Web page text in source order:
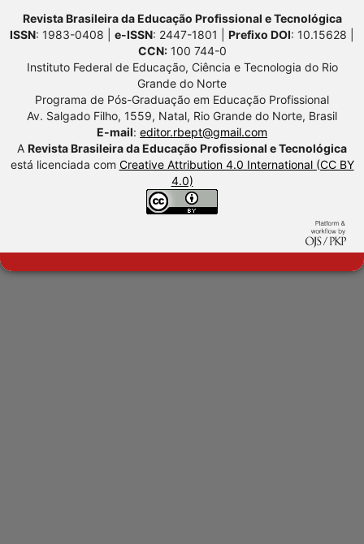
Revista Brasileira da Educação Profissional e Tecnológica
ISSN: 1983-0408 | e-ISSN: 2447-1801 | Prefixo DOI: 10.15628 |
CCN:100 744-0
Instituto Federal de Educação, Ciência e Tecnologia do Rio
Grande do Norte
Programa de Pós-Graduação em Educação Profissional
Av. Salgado Filho, 1559, Natal, Rio Grande do Norte, Brasil
E-mail: editor.rbept@gmail.com
A Revista Brasileira da Educação Profissional e Tecnológica
está licenciada com Creative Attribution 4.0 International (CC BY
4.0)